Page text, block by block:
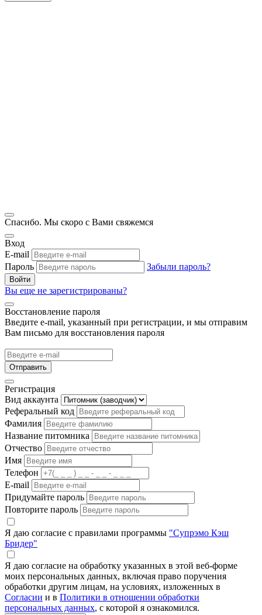
Спасибо. Мы скоро с Вами свяжемся
Вход
E-mail
Пароль
Забыли пароль?
Войти
Вы еще не зарегистрированы?
Восстановление пароля
Введите e-mail, указанный при регистрации, и мы отправим
Вам письмо для восстановления пароля
Отправить
Регистрация
Вид аккаунта
Реферальный код
Фамилия
Название питомника
Отчество
Имя
Телефон
E-mail
Придумайте пароль
Повторите пароль
Я даю согласие с правилами программы "Супрэмо Кэш
Бридер"
Я даю согласие на обработку указанных в этой веб-форме
моих персональных данных, включая право поручения
обработки другим лицам, на условиях, изложенных в
Согласии и в Политики в отношении обработки
персональных данных, с которой я ознакомился.